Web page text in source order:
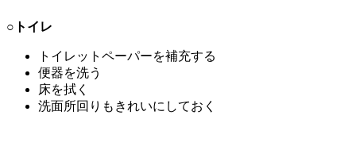
○トイレ
トイレットペーパーを補充する
便器を洗う
床を拭く
洗面所回りもきれいにしておく